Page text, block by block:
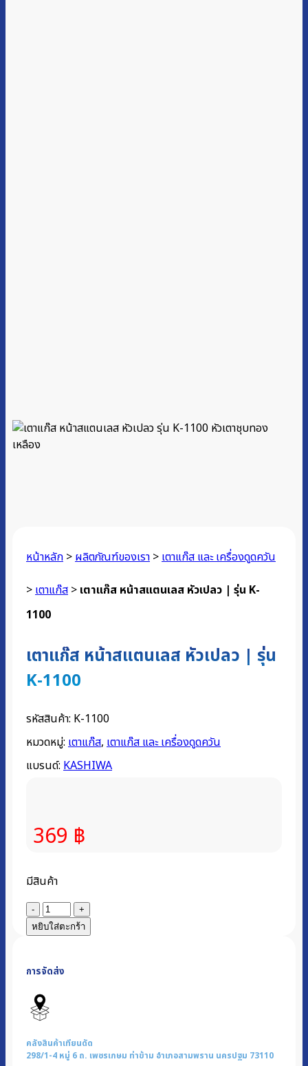
หน้าหลัก >ผลิตภัณฑ์ของเรา >เตาแก๊ส และ เครื่องดูดควัน
>เตาแก๊ส > เตาแก๊ส หน้าสแตนเลส หัวเปลว | รุ่น K-
1100
เตาแก๊ส หน้าสแตนเลส หัวเปลว | รุ่น
K-1100
รหัสสินค้า: K-1100
หมวดหมู่: เตาแก๊ส, เตาแก๊ส และ เครื่องดูดควัน
แบรนด์: KASHIWA
369 ฿
มีสินค้า
จำนวน
เตา
แก๊ส
ส
แตน
เลส
หัว
เปลว
|
หยิบใส่ตะกร้า
การจัดส่ง
คลังสินค้าเทียนดัด
298/1-4 หมู่ 6 ถ. เพชรเกษม ท่าข้าม อำเภอสามพราน นครปฐม 73110